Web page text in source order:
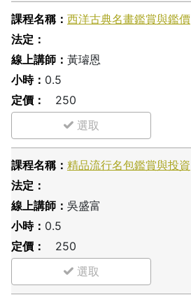
西洋古典名畫鑑賞與鑑價
黃璿恩
0.5
250
精品流行名包鑑賞與投資
吳盛富
0.5
250